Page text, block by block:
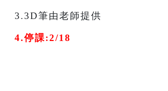
3.3D筆由老師提供
4.停課:2/18